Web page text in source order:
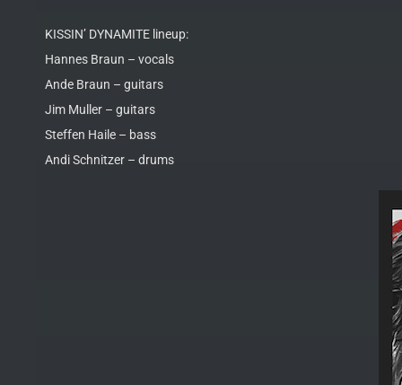
KISSIN’ DYNAMITE lineup:
Hannes Braun – vocals
Ande Braun – guitars
Jim Muller – guitars
Steffen Haile – bass
Andi Schnitzer – drums